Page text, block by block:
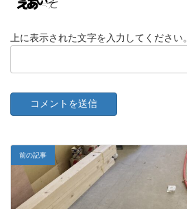
上に表示された文字を入力してください。
前の記事